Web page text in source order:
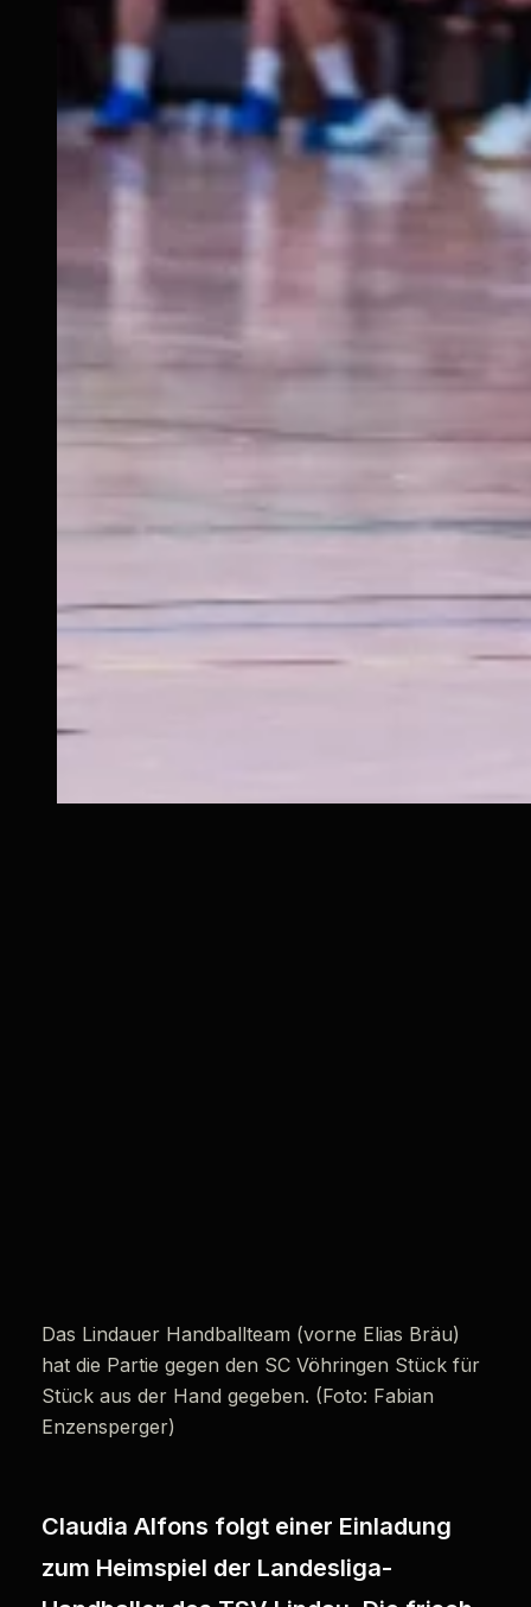
Das Lindauer Handballteam (vorne Elias Bräu)
hat die Partie gegen den SC Vöhringen Stück für
Stück aus der Hand gegeben. (Foto: Fabian
Enzensperger)
Claudia Alfons folgt einer Einladung
zum Heimspiel der Landesliga-